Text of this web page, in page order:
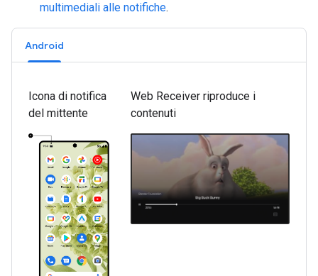
multimediali alle notifiche.
Android
Icona di notifica
del mittente
Web Receiver riproduce i
contenuti